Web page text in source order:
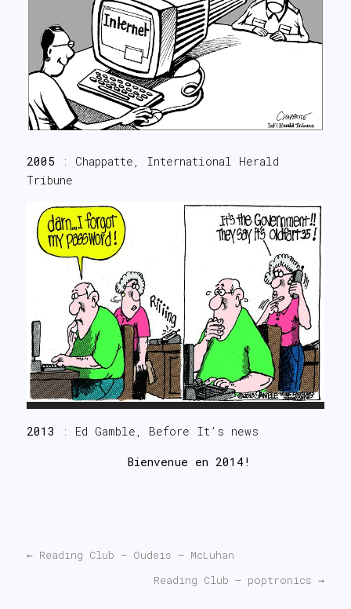
2005 : Chappatte, International Herald
Tribune
2013 : Ed Gamble, Before It’s news
Bienvenue en 2014!
←Reading Club – Oudeis – McLuhan
Reading Club – poptronics→